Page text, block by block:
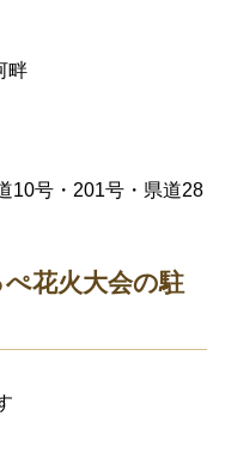
畔
10号・201号・県道28
花火大会の駐